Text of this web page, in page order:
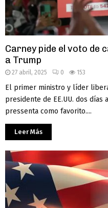
Carney pide el voto de
a Trump
27 abril, 2025 0 153
El primer ministro y líder
presidente de EE.UU. dos
pressenta como favorito....
Leer Más